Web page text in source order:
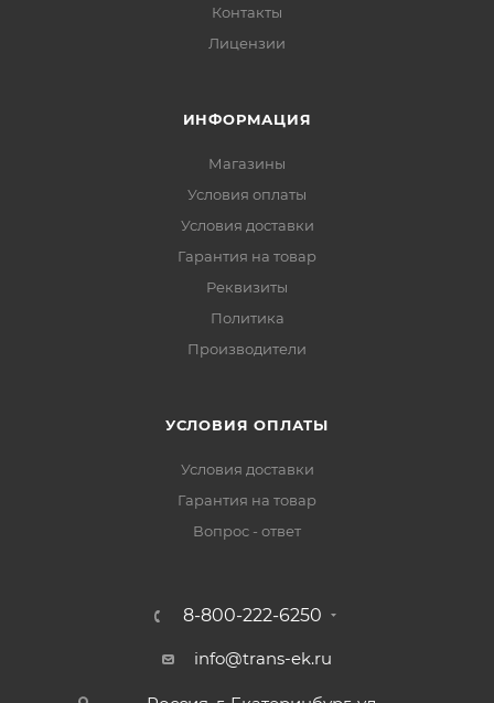
Контакты
Лицензии
ИНФОРМАЦИЯ
Магазины
Условия оплаты
Условия доставки
Гарантия на товар
Реквизиты
Политика
Производители
УСЛОВИЯ ОПЛАТЫ
Условия доставки
Гарантия на товар
Вопрос - ответ
8-800-222-6250
info@trans-ek.ru